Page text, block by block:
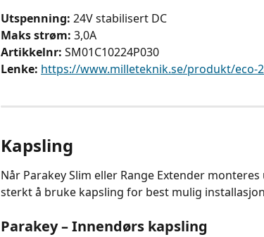
Utspenning: 24V stabilisert DC
Maks strøm: 3,0A
Artikkelnr: SM01C10224P030
Lenke: https://www.milleteknik.se/produkt/eco-
Kapsling
Når Parakey Slim eller Range Extender
sterkt å bruke kapsling for best mulig
Parakey – Innendørs kapsling